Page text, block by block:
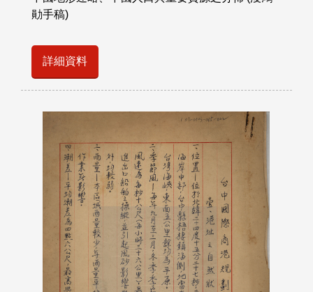
勛手稿)
詳細資料